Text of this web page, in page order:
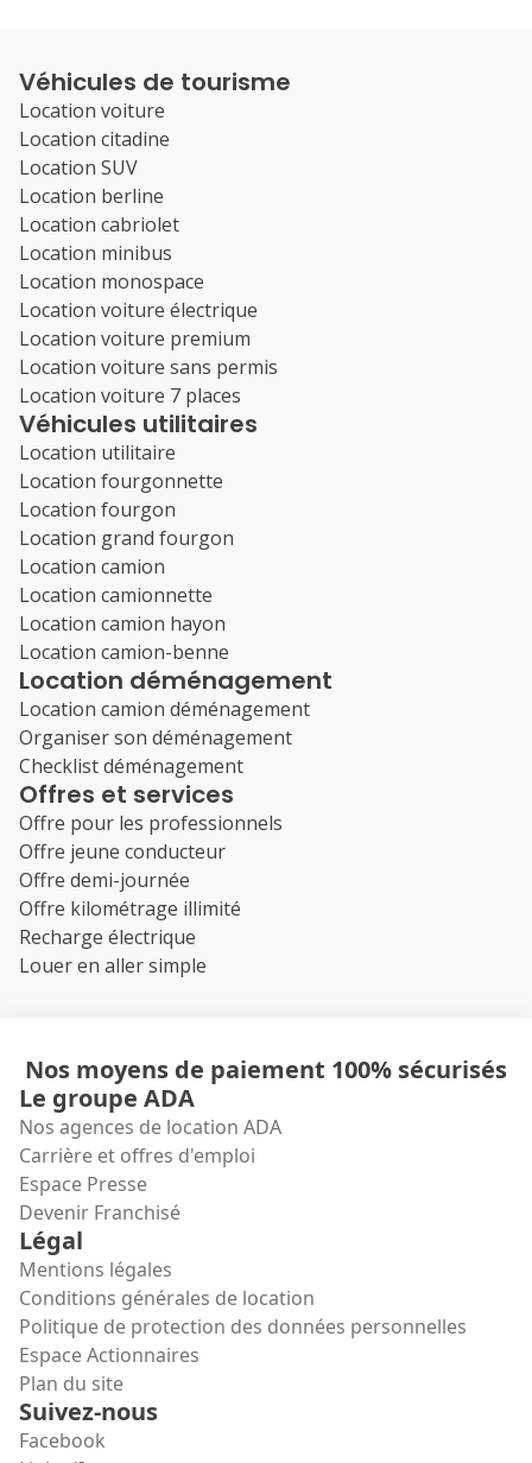
Véhicules de tourisme
Location voiture
Location citadine
Location SUV
Location berline
Location cabriolet
Location minibus
Location monospace
Location voiture électrique
Location voiture premium
Location voiture sans permis
Location voiture 7 places
Véhicules utilitaires
Location utilitaire
Location fourgonnette
Location fourgon
Location grand fourgon
Location camion
Location camionnette
Location camion hayon
Location camion-benne
Location déménagement
Location camion déménagement
Organiser son déménagement
Checklist déménagement
Offres et services
Offre pour les professionnels
Offre jeune conducteur
Offre demi-journée
Offre kilométrage illimité
Recharge électrique
Louer en aller simple
Nos moyens de paiement 100% sécurisés
Le groupe ADA
Nos agences de location ADA
Carrière et offres d'emploi
Espace Presse
Devenir Franchisé
Légal
Mentions légales
Conditions générales de location
Politique de protection des données personnelles
Espace Actionnaires
Plan du site
Suivez-nous
Facebook